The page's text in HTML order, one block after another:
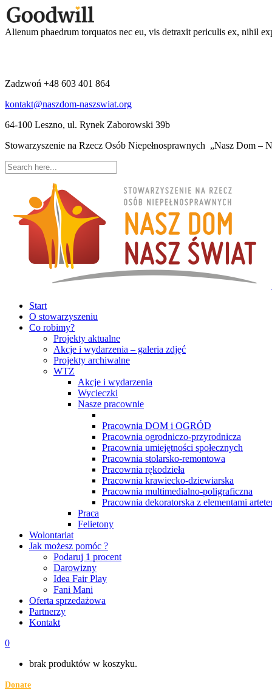
Alienum phaedrum torquatos nec eu, vis detraxit periculis ex, nihil
Zadzwoń +48 603 401 864
kontakt@naszdom-naszswiat.org
64-100 Leszno, ul. Rynek Zaborowski 39b
Stowarzyszenie na Rzecz Osób Niepełnosprawnych „Nasz Dom –
Start
O stowarzyszeniu
Co robimy?
Projekty aktualne
Akcje i wydarzenia – galeria zdjęć
Projekty archiwalne
WTZ
Akcje i wydarzenia
Wycieczki
Nasze pracownie
Pracownia DOM i OGRÓD
Pracownia ogrodniczo-przyrodnicza
Pracownia umiejętności społecznych
Pracownia stolarsko-remontowa
Pracownia rękodzieła
Pracownia krawiecko-dziewiarska
Pracownia multimedialno-poligraficzna
Pracownia dekoratorska z elementami
Praca
Felietony
Wolontariat
Jak możesz pomóc ?
Podaruj 1 procent
Darowizny
Idea Fair Play
Fani Mani
Oferta sprzedażowa
Partnerzy
Kontakt
0
brak produktów w koszyku.
Donate